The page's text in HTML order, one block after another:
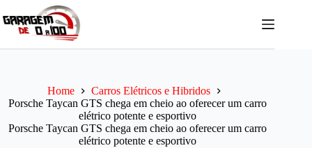
para
Home
Carros Elétricos e Hibridos
Porsche Taycan GTS chega em cheio ao oferecer um carro
elétrico potente e esportivo
Porsche Taycan GTS chega em cheio ao oferecer um carro
elétrico potente e esportivo